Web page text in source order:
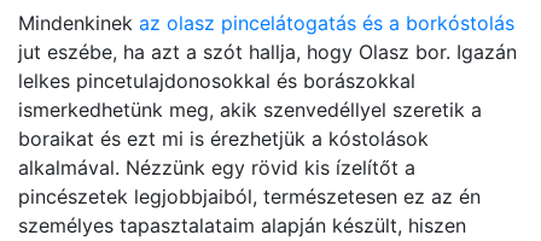
Mindenkinek az olasz pincelátogatás és a borkóstolás
jut eszébe, ha azt a szót hallja, hogy Olasz bor. Igazán
lelkes pincetulajdonosokkal és borászokkal
ismerkedhetünk meg, akik szenvedéllyel szeretik a
boraikat és ezt mi is érezhetjük a kóstolások
alkalmával. Nézzünk egy rövid kis ízelítőt a
pincészetek legjobbjaiból, természetesen ez az én
személyes tapasztalataim alapján készült, hiszen